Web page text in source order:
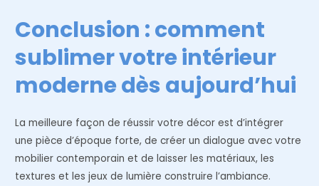
Conclusion : comment
sublimer votre intérieur
moderne dès aujourd’hui
La meilleure façon de réussir votre décor est d’intégrer
une pièce d’époque forte, de créer un dialogue avec votre
mobilier contemporain et de laisser les matériaux, les
textures et les jeux de lumière construire l’ambiance.